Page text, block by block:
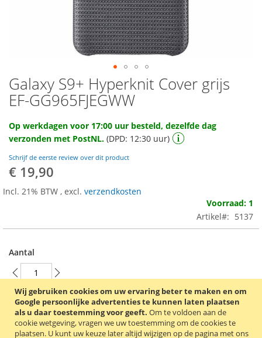
Wij gebruiken cookies om uw ervaring beter te maken en om
Google persoonlijke advertenties te kunnen laten plaatsen
als u daar toestemming voor geeft. Om te voldoen aan de
cookie wetgeving, vragen we uw toestemming om de cookies te
plaatsen. U kunt uw keuze later altijd wijzigen op de pagina met ons
Ga
naar
het
van
de
gallerij
Galaxy S9+ Hyperknit Cover grijs
EF-GG965FJEGWW
Op werkdagen voor 17:00 uur besteld, dezelfde dag
verzonden met PostNL. (DPD: 12:30 uur)
Schrijf de eerste review over dit product
€ 19,90
Incl. 21% BTW , excl. verzendkosten
Voorraad: 1
Artikel
5137
Aantal
In Winkelwagen